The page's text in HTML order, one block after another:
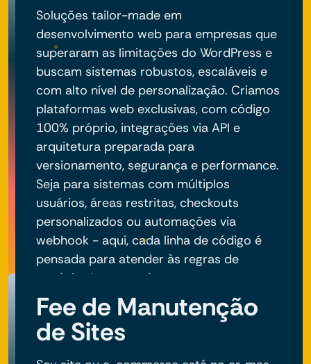
Soluções tailor-made em
desenvolvimento web para empresas que
superaram as limitações do WordPress e
buscam sistemas robustos, escaláveis e
com alto nível de personalização. Criamos
plataformas web exclusivas, com código
100% próprio, integrações via API e
arquitetura preparada para
versionamento, segurança e performance.
Seja para sistemas com múltiplos
usuários, áreas restritas, checkouts
personalizados ou automações via
webhook - aqui, cada linha de código é
pensada para atender às regras de
negócio do seu projeto.
Fee de Manutenção
de Sites